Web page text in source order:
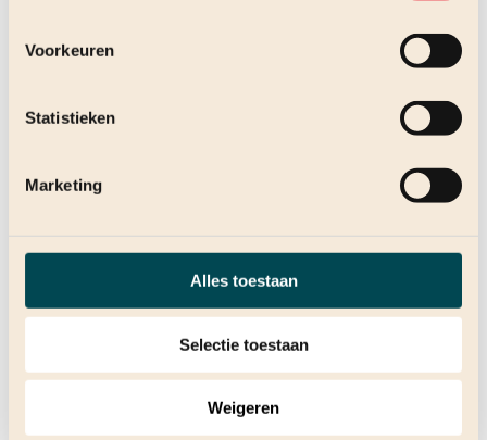
Voorkeuren
Statistieken
Marketing
Alles toestaan
Selectie toestaan
Weigeren